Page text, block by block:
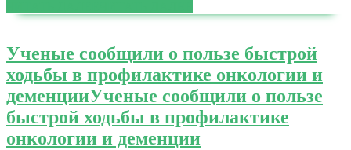
Ученые сообщили о пользе быстрой
ходьбы в профилактике онкологии и
деменцииУченые сообщили о пользе
быстрой ходьбы в профилактике
онкологии и деменции